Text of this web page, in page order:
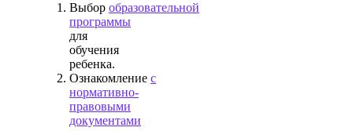
Выбор образовательной
программы
для
обучения
ребенка.
Ознакомление с
нормативно-
правовыми
документами